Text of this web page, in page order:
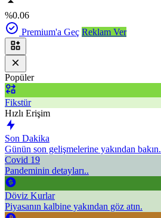
%0.06
Premium'a Geç Reklam Ver
Popüler
Fikstür
Hızlı Erişim
Son Dakika
Günün son gelişmelerine yakından bakın.
Covid 19
Pandeminin detayları..
Döviz Kurlar
Piyasanın kalbine yakından göz atın.